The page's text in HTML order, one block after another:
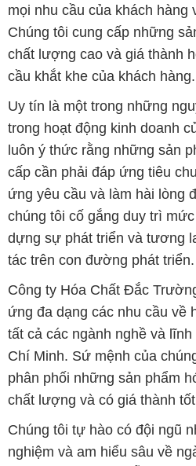
mọi nhu cầu của khách hàng
Chúng tôi cung cấp những
chất lượng cao và giá thành
cầu khắt khe của khách hàng.
Uy tín là một trong những
trong hoạt động kinh doanh
luôn ý thức rằng những sản
cấp cần phải đáp ứng tiêu
ứng yêu cầu và làm hài lòng
chúng tôi cố gắng duy trì
dựng sự phát triển và tương
tác trên con đường phát triển.
Công ty Hóa Chất Đắc
ứng đa dạng các nhu cầu về
tất cả các ngành nghề và
Chí Minh. Sứ mệnh của
phân phối những sản phẩm
chất lượng và có giá thành
Chúng tôi tự hào có đội ngũ
nghiệm và am hiểu sâu về